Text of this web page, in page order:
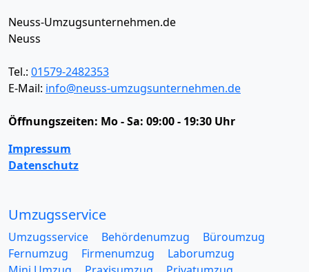
Neuss-Umzugsunternehmen.de
Neuss
Tel.: 01579-2482353
E-Mail: info@neuss-umzugsunternehmen.de
Öffnungszeiten: Mo - Sa: 09:00 - 19:30 Uhr
Impressum
Datenschutz
Umzugsservice
Umzugsservice Behördenumzug
Büroumzug
Fernumzug
Firmenumzug
Laborumzug